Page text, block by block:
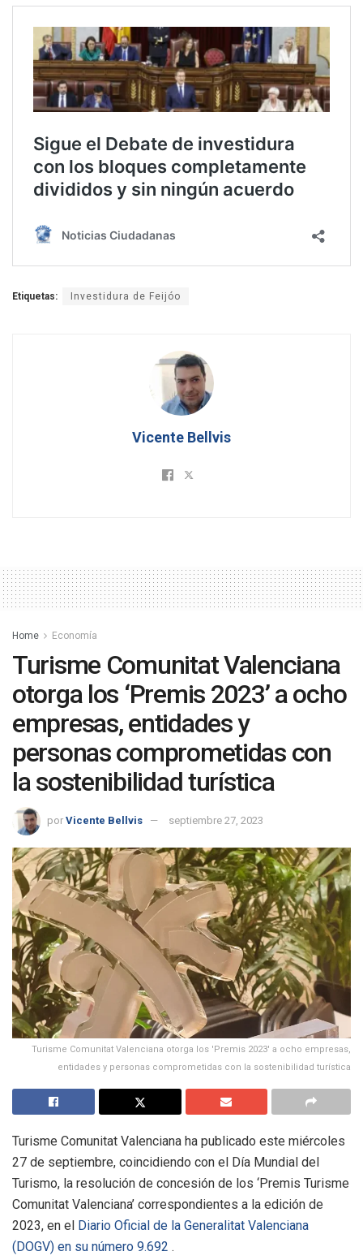
Etiquetas: Investidura de Feijóo
Vicente Bellvis
Home Economía
Turisme Comunitat Valenciana
otorga los ‘Premis 2023’ a ocho
empresas, entidades y
personas comprometidas con
la sostenibilidad turística
por Vicente Bellvis septiembre 27, 2023
Turisme Comunitat Valenciana otorga los 'Premis 2023' a ocho empresas,
entidades y personas comprometidas con la sostenibilidad turística
Turisme Comunitat Valenciana ha publicado este miércoles
27 de septiembre, coincidiendo con el Día Mundial del
Turismo, la resolución de concesión de los ‘Premis Turisme
Comunitat Valenciana’ correspondientes a la edición de
2023, en el
Diario Oficial de la Generalitat Valenciana
(DOGV) en su número 9.692 .